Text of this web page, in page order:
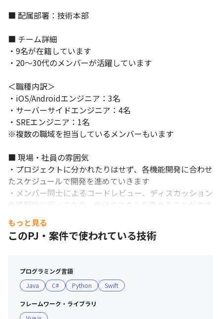
デスクレスワーカーをつなぐサービスです。
■ 配属部署：技術本部
■ チーム詳細
・9名が在籍しています
・20～30代のメンバーが活躍しています
＜職種内訳＞
・iOS/Androidエンジニア：3名
・サーバーサイドエンジニア：4名
・SREエンジニア：1名
※複数の職域を担当しているメンバーもいます
■ 現場・社員の雰囲気
・プロジェクトに分かれたりはせず、各機能開発に合わせ
たスケジュールで開発を進めていきます
・メンバー同士によるコードレビュー、ディスカッション
を積極的に行っており、自分のスキルを高めることができ
ます
・一人でできないことをチームワークで解決するために、
コミュニケーションを積極的にとっています
見を伝えて積極的にディスカッションできる雰囲気があり
ます
・営業担当と距離が近く、どんな開発がしたいかをすぐに
相談できる関係性ができています
もっと見る
このPJ・案件で使われている技術
プログラミング言語
Java
C# Python Swift
フレームワーク・ライブラリ